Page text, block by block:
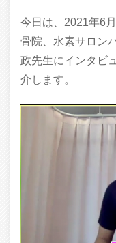
今日は、2021年6
骨院、水素サロン
政先生にインタビ
介します。